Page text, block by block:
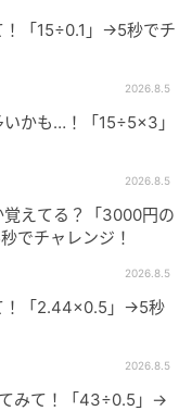
事においては、
とを、ご了承くだ
。現在はプロの家庭
私立中学や高校の
っている。たくさ
を作成し、どんな
の作成を志してい
！「15÷0.1」→5秒でチ
2026.8.5
かも…！「15÷5×3」
2026.8.5
えてる？「3000円の
でチャレンジ！
2026.8.5
！「2.44×0.5」→5秒
2026.8.5
みて！「43÷0.5」→